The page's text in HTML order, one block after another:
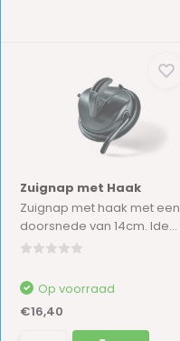
Zuignap met Haak
Zuignap met haak met een
doorsnede van 14cm. Ide...
Op voorraad
€16,40